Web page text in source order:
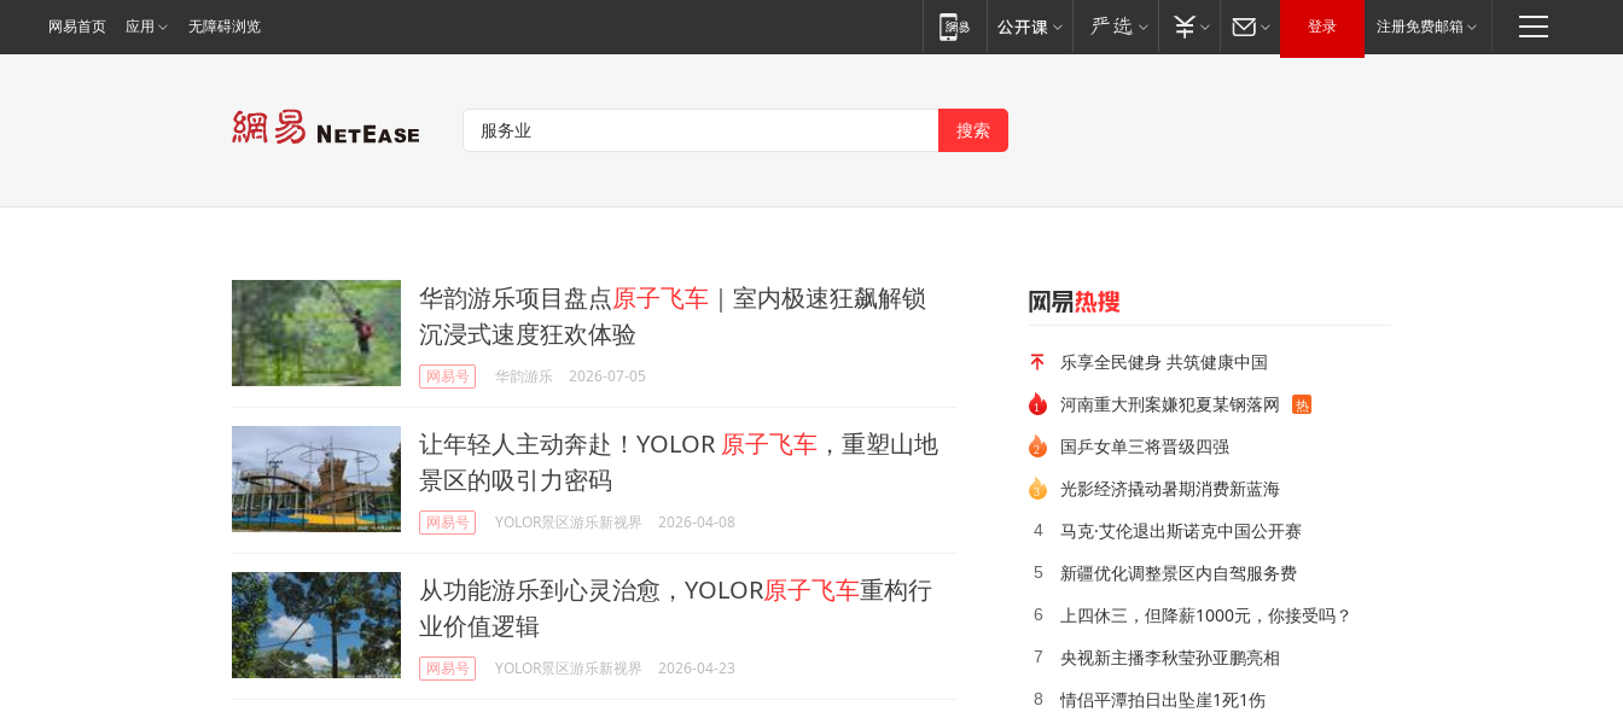
网易首页 应用 无障碍浏览 登录 注册免费邮箱
华韵游乐项目盘点原子飞车 ｜室内极速狂飙解锁
沉浸式速度狂欢体验
网易号 华韵游乐 2026-07-05
让年轻人主动奔赴！YOLOR 原子飞车 ，重塑山地
景区的吸引力密码
网易号 YOLOR景区游乐新视界 2026-04-08
从功能游乐到心灵治愈，YOLOR原子飞车重构行
业价值逻辑
网易号 YOLOR景区游乐新视界 2026-04-23
乐享全民健身 共筑健康中国
河南重大刑案嫌犯夏某钢落网 热
国乒女单三将晋级四强
光影经济撬动暑期消费新蓝海
4 马克·艾伦退出斯诺克中国公开赛
5 新疆优化调整景区内自驾服务费
6 上四休三，但降薪1000元，你接受吗？
7 央视新主播李秋莹孙亚鹏亮相
8 情侣平潭拍日出坠崖1死1伤